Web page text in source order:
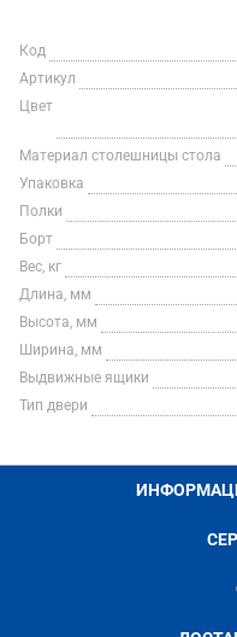
Код
Артикул
Цвет
Материал столешницы стола
Упаковка
Полки
Борт
Вес, кг
Длина, мм
Высота, мм
Ширина, мм
Выдвижные ящики
Тип двери